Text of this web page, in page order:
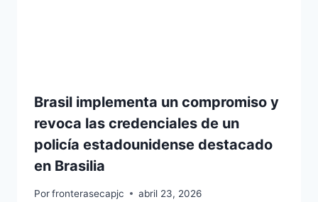
Brasil implementa un compromiso y
revoca las credenciales de un
policía estadounidense destacado
en Brasilia
Porfronterasecapjc abril 23, 2026